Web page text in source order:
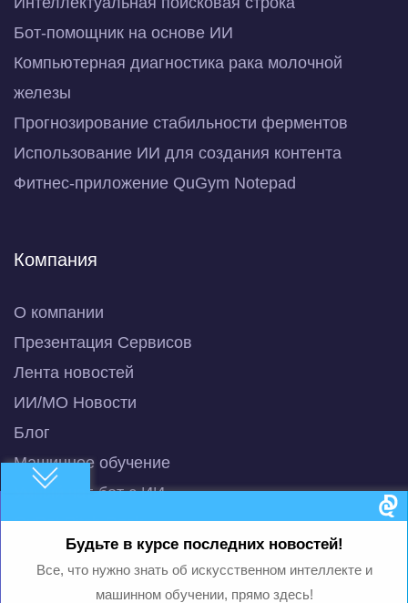
Будьте в курсе последних новостей!
Все, что нужно знать об искусственном интеллекте и
машинном обучении, прямо здесь!
Бот-помощник на основе ИИ
Компьютерная диагностика рака молочной
железы
Прогнозирование стабильности ферментов
Использование ИИ для создания контента
Фитнес-приложение QuGym Notepad
Компания
О компании
Презентация Сервисов
Лента новостей
ИИ/МО Новости
Блог
Машинное обучение
Умный чат-бот с ИИ
QuBot Pitch Deck
QuBot White Paper
Privacy Policy